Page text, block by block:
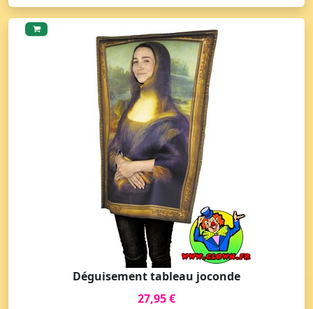
Déguisement tableau joconde
27,95 €